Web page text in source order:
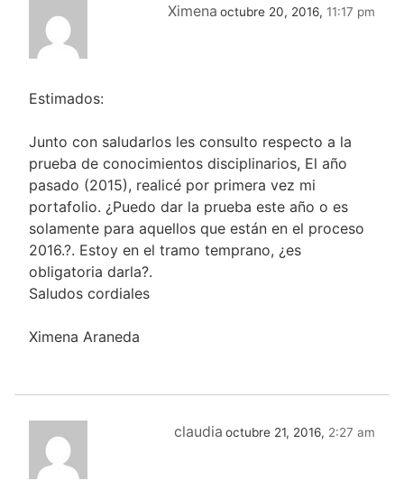
Ximena octubre 20, 2016, 11:17 pm
Estimados:
Junto con saludarlos les consulto respecto a la
prueba de conocimientos disciplinarios, El año
pasado (2015), realicé por primera vez mi
portafolio. ¿Puedo dar la prueba este año o es
solamente para aquellos que están en el proceso
2016.?. Estoy en el tramo temprano, ¿es
obligatoria darla?.
Saludos cordiales
Ximena Araneda
claudia octubre 21, 2016, 2:27 am